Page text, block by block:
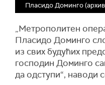
Пласидо Доминго
„Метрополитен
Пласидо Доминго
из свих будућих
господин Доминго
да одступи“, наводи